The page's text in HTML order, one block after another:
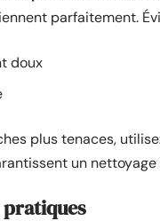
parfaitement.
doux
plus tenaces,
un
pratiques